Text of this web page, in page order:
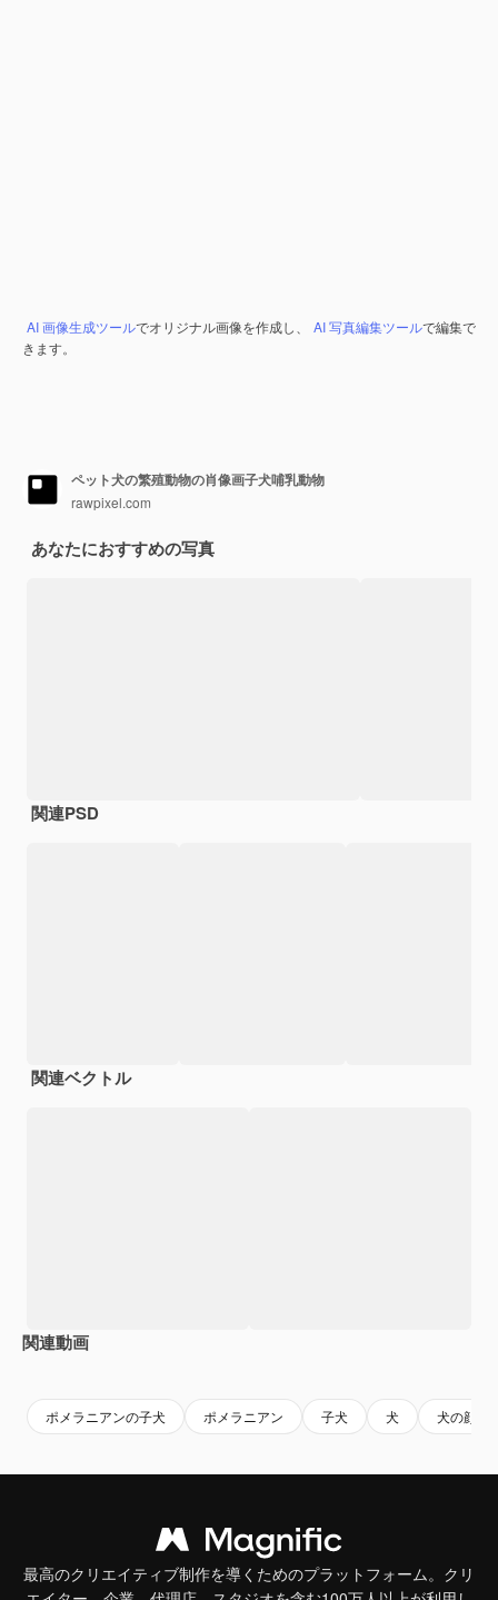
AI 画像生成ツールでオリジナル画像を作成し、 AI 写真編集ツールで編集で
きます。
ペット犬の繁殖動物の肖像画子犬哺乳動物
rawpixel.com
あなたにおすすめの写真
関連PSD
関連ベクトル
関連動画
ポメラニアンの子犬 ポメラニアン 子犬 犬 犬の顔
最高のクリエイティブ制作を導くためのプラットフォーム。クリ